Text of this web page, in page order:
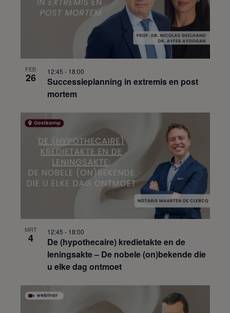
FEB
26
Successieplanning in extremis en post
mortem
12:45 - 18:00
MRT
4
De (hypothecaire) kredietakte en de
leningsakte – De nobele (on)bekende die
u elke dag ontmoet
12:45 - 18:00